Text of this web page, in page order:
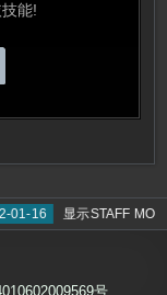
能!
16 显示STAFF MOD
号